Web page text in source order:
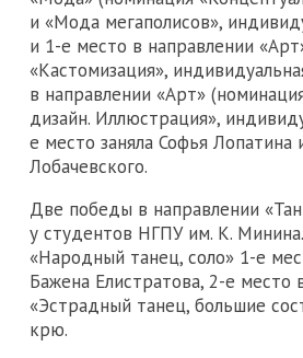
и «Мода мегаполисов»,
и 1-е место в направлении
«Кастомизация»,
в направлении «Арт»
дизайн. Иллюстрация»,
е место заняла Софья
Лобачевского.
Две победы в направлении
у студентов НГПУ им. К.
«Народный танец, соло» 1-е
Бажена Елистратова, 2-е место
«Эстрадный танец, большие
крю.